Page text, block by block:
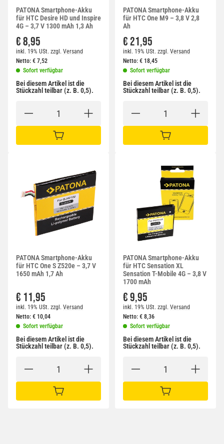
PATONA Smartphone-Akku
für HTC Desire HD und Inspire
4G – 3,7 V 1300 mAh 1,3 Ah
€ 8,95
inkl. 19% USt. zzgl. Versand
Netto: € 7,52
Sofort verfügbar
Bei diesem Artikel ist die
Stückzahl teilbar (z. B. 0,5).
IN DEN WARENKORB
PATONA Smartphone-Akku
für HTC One M9 – 3,8 V 2,8
Ah
€ 21,95
inkl. 19% USt. zzgl. Versand
Netto: € 18,45
Sofort verfügbar
Bei diesem Artikel ist die
Stückzahl teilbar (z. B. 0,5).
IN DEN WARENKORB
PATONA Smartphone-Akku
für HTC One S Z520e – 3,7 V
1650 mAh 1,7 Ah
€ 11,95
inkl. 19% USt. zzgl. Versand
Netto: € 10,04
Sofort verfügbar
Bei diesem Artikel ist die
Stückzahl teilbar (z. B. 0,5).
IN DEN WARENKORB
PATONA Smartphone-Akku
für HTC Sensation XL
Sensation T-Mobile 4G – 3,8 V
1700 mAh
€ 9,95
inkl. 19% USt. zzgl. Versand
Netto: € 8,36
Sofort verfügbar
Bei diesem Artikel ist die
Stückzahl teilbar (z. B. 0,5).
IN DEN WARENKORB